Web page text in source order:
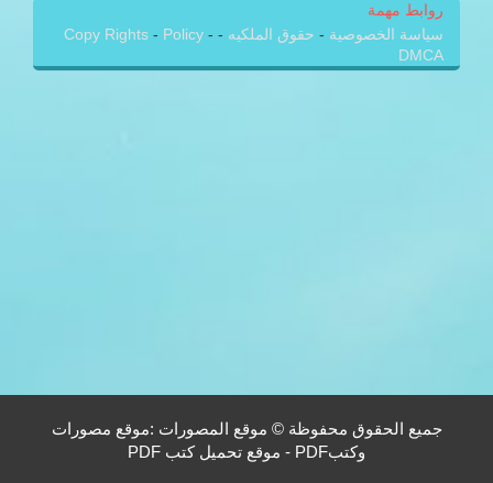
روابط مهمة
سياسة الخصوصية - حقوق الملكيه -
Copy Rights - Policy -
DMCA
جميع الحقوق محفوظة © موقع المصورات :موقع مصورات
وكتبPDF - موقع تحميل كتب PDF